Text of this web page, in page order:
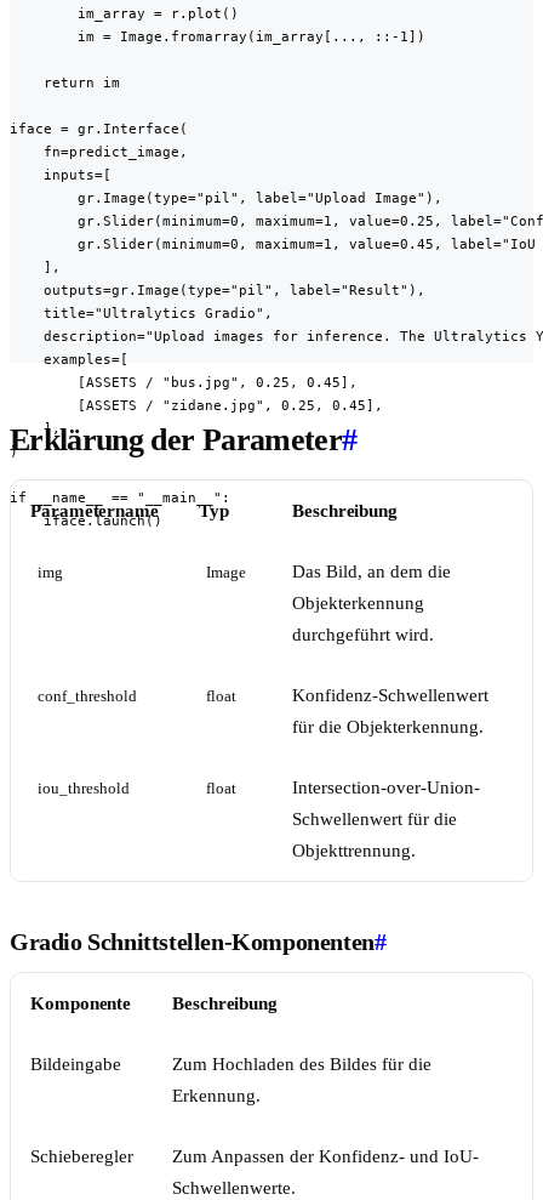
        im_array = r.plot()
        im = Image.fromarray(im_array[..., ::-1])
    return im
iface = gr.Interface(
    fn=predict_image,
    inputs=[
        gr.Image(type="pil", label="Upload Image"),
gr.Slider(minimum=0, maximum=1, value=0.25,
gr.Slider(minimum=0, maximum=1, value=0.45, label="IoU
    ],
    outputs=gr.Image(type="pil", label="Result"),
    title="Ultralytics Gradio",
description="Upload images for inference. The Ultralytics
    examples=[
        [ASSETS / "bus.jpg", 0.25, 0.45],
        [ASSETS / "zidane.jpg", 0.25, 0.45],
    ],
)
if __name__ == "__main__":
    iface.launch()
Erklärung der Parameter#
Parametername Typ Beschreibung
img Image
Das Bild, an dem die
Objekterkennung
durchgeführt wird.
conf_threshold float
Konfidenz-Schwellenwert
für die Objekterkennung.
iou_threshold float
Intersection-over-Union-
Schwellenwert für die
Objekttrennung.
Gradio Schnittstellen-Komponenten#
Komponente Beschreibung
Bildeingabe
Zum Hochladen des Bildes für die
Erkennung.
Schieberegler
Zum Anpassen der Konfidenz- und IoU-
Schwellenwerte.